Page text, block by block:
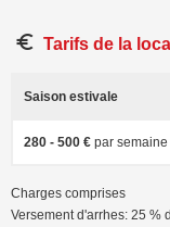
Tarifs de la
Saison estivale
280 - 500 € par semaine
Charges comprises
Versement d'arrhes: 25 %